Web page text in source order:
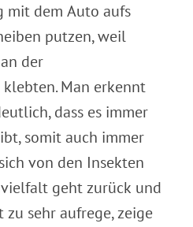
mit dem Auto aufs
putzen, weil
der
Man erkennt
dass es immer
somit auch immer
von den Insekten
geht zurück und
sehr aufrege, zeige